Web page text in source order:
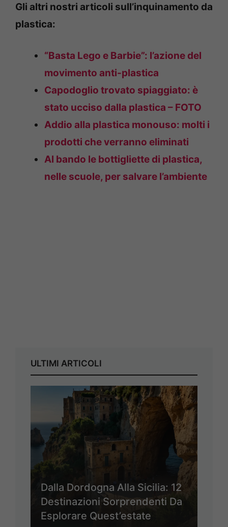
Gli altri nostri articoli sull’inquinamento da
plastica:
“Basta Lego e Barbie”: l’azione del
movimento anti-plastica
Capodoglio trovato spiaggiato: è
stato ucciso dalla plastica – FOTO
Addio alla plastica monouso: molti i
prodotti che verranno eliminati
Al bando le bottigliette di plastica,
nelle scuole, per salvare l’ambiente
ULTIMI ARTICOLI
Dalla Dordogna Alla Sicilia: 12
Destinazioni Sorprendenti Da
Esplorare Quest’estate